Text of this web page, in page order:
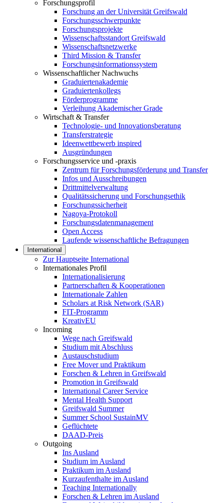
Forschungsprofil
Forschung an der Universität Greifswald
Forschungsschwerpunkte
Forschungsprojekte
Wissenschaftsstandort Greifswald
Wissenschaftsnetzwerke
Third Mission & Transfer
Forschungsinformationssystem
Wissenschaftlicher Nachwuchs
Graduiertenakademie
Graduiertenkollegs
Förderprogramme
Verleihung Akademischer Grade
Wirtschaft & Transfer
Technologie- und Innovationsberatung
Transferstrategie
Ideenwettbewerb inspired
Ausgründungen
Forschungsservice und -praxis
Zentrum für Forschungsförderung und Transfer
Infos und Ausschreibungen
Drittmittelverwaltung
Qualitätssicherung und Forschungsethik
Forschungssicherheit
Nagoya-Protokoll
Forschungsdatenmanagement
Open Access
Laufende wissenschaftliche Befragungen
International
Zur Hauptseite International
Internationales Profil
Internationalisierung
Partnerschaften & Kooperationen
Internationale Zahlen
Scholars at Risk Network (SAR)
FIT-Programm
KreativEU
Incoming
Wege nach Greifswald
Studium mit Abschluss
Austauschstudium
Free Mover und Praktikum
Forschen & Lehren in Greifswald
Promotion in Greifswald
International Career Service
Mental Health Support
Greifswald Summer
Summer School SustainMV
Geflüchtete
DAAD-Preis
Outgoing
Ins Ausland
Studium im Ausland
Praktikum im Ausland
Kurzaufenthalte im Ausland
Teaching Internationally
Forschen & Lehren im Ausland